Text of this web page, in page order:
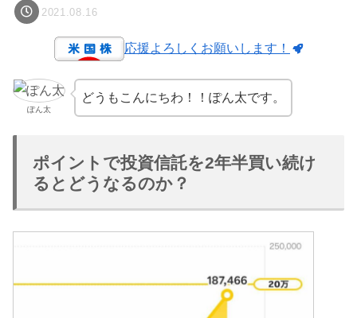
2021.08.16
応援よろしくお願いします！
ぽん太
どうもこんにちわ！！ぽん太です。
ポイントで投資信託を2年半買い続け
るとどうなるのか？